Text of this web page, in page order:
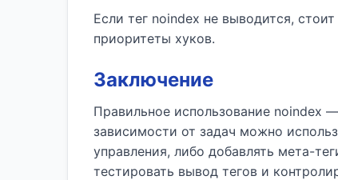
Если тег noindex не выводится,
приоритеты хуков.
Заключение
Правильное использование noindex
зависимости от задач можно
управления, либо добавлять мета-
тестировать вывод тегов и